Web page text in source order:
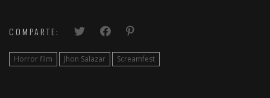
COMPARTE:
Horror film Jhon Salazar Screamfest